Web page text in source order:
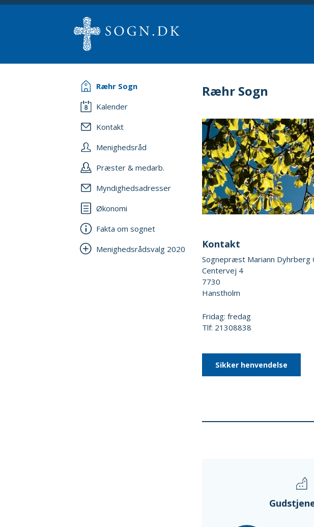
Ræhr Sogn
Kalender
Kontakt
Menighedsråd
Præster & medarb.
Myndighedsadresser
Økonomi
Fakta om sognet
Menighedsrådsvalg 2020
Ræhr Sogn
Kontakt
Sognepræst Mariann Dyhrberg
Centervej 4
7730
Hanstholm
Fridag: fredag
Tlf: 21308838
Sikker henvendelse